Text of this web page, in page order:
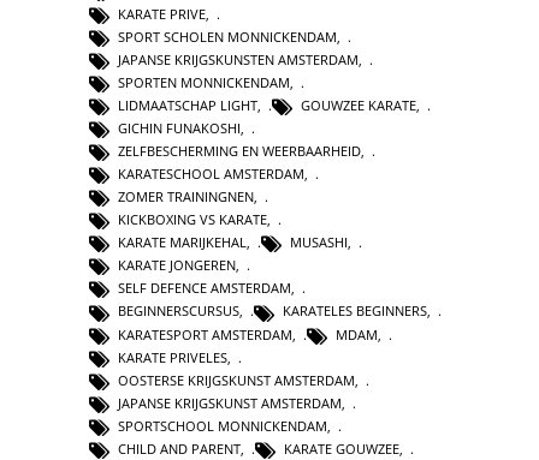
KARATE PRIVE
SPORT SCHOLEN MONNICKENDAM
JAPANSE KRIJGSKUNSTEN AMSTERDAM
SPORTEN MONNICKENDAM
LIDMAATSCHAP LIGHT
GOUWZEE KARATE
GICHIN FUNAKOSHI
ZELFBESCHERMING EN WEERBAARHEID,
KARATESCHOOL AMSTERDAM,
ZOMER TRAININGNEN,
KICKBOXING VS KARATE,
KARATE MARIJKEHAL, MUSASHI,
KARATE JONGEREN,
SELF DEFENCE AMSTERDAM,
BEGINNERSCURSUS, KARATELES BEGINNERS,
KARATESPORT AMSTERDAM
MDAM
KARATE PRIVELES
OOSTERSE KRIJGSKUNST AMSTERDAM
JAPANSE KRIJGSKUNST AMSTERDAM
SPORTSCHOOL MONNICKENDAM
CHILD AND PARENT
KARATE GOUWZEE